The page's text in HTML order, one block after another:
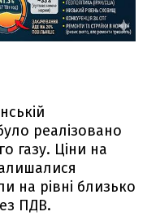
реалізовано
газу. Ціни на
на рівні близько
ПДВ.